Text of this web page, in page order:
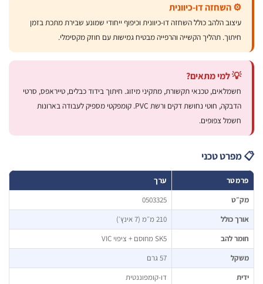
⚙️ השחזה דו-כיוונית
עיצוב הלהב כולל השחזה דו-כיוונית וכיפוף ייחודי שמונע שבירת מתכת בזמן
חיתוך. תהליך הקשייה והרפייה מבטיח גמישות עם חוזק מקסימלי.
💡 למי מתאים?
חשמלאים, טכנאי תקשורת, מתקיני מיזוג. חיתוך בידוד כבלים, טייראפס, סרטי
הדבקה, חוטי נחושת דקים ורשת PVC. קומפקטי מספיק לעבודה בארונות
חשמל צפופים.
טכני
0503325
כולל
להב
דו-קומפוננטית